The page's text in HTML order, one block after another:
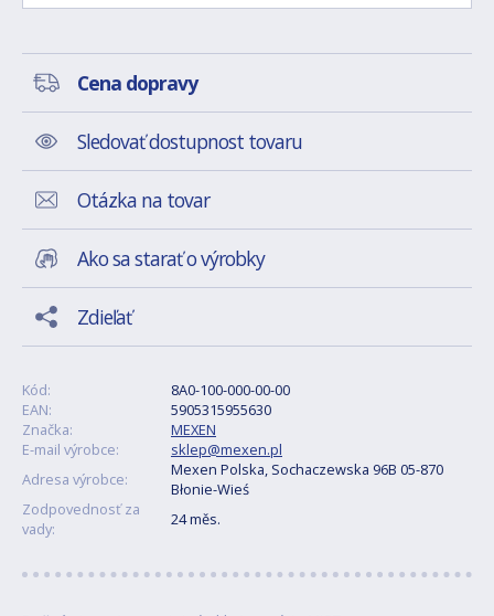
Cena dopravy
Sledovať dostupnost tovaru
Otázka na tovar
Ako sa starať o výrobky
Zdieľať
Kód:
8A0-100-000-00-00
EAN:
5905315955630
Značka:
MEXEN
E-mail výrobce:
sklep@mexen.pl
Adresa výrobce:
Mexen Polska, Sochaczewska 96B 05-870
Błonie-Wieś
Zodpovednosť za
vady:
24 měs.